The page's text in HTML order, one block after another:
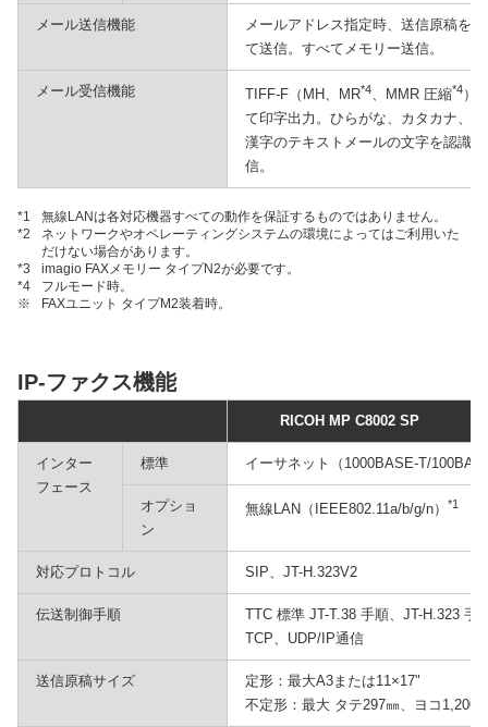
メール送信機能
メールアドレス指定時、送信原稿を
て送信。すべてメモリー送信。
メール受信機能 TIFF-F（MH、MR*4、MMR 圧縮*4）
て印字出力。ひらがな、カタカナ、
漢字のテキストメールの文字を認識
信。
*1
無線LANは各対応機器すべての動作を保証するものではありません。
*2
ネットワークやオペレーティングシステムの環境によってはご利用いた
だけない場合があります。
*3
imagio FAXメモリー タイプN2が必要です。
*4
フルモード時。
※
FAXユニット タイプM2装着時。
IP-ファクス機能
RICOH MP C8002 SP
インター
フェース
標準 イーサネット（1000BASE-T/
オプショ
ン
無線LAN（IEEE802.11a/b/g/n） *1
対応プロトコル SIP、JT-H.323V2
伝送制御手順
TTC 標準 JT-T.38 手順、JT-H.323 手
TCP、UDP/IP通信
送信原稿サイズ
定形：最大A3または11×17"
不定形：最大 タテ297㎜、ヨコ1,200